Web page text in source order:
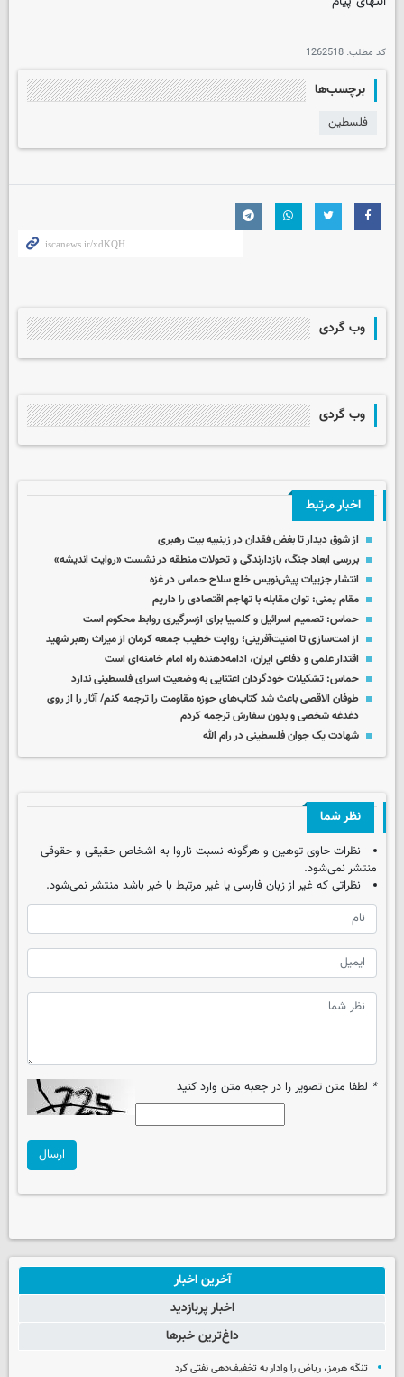
کد مطلب: 1262518
برچسب‌ها
فلسطین
وب گردی
وب گردی
اخبار مرتبط
از شوق دیدار تا بغض فقدان در زینبیه بیت رهبری
بررسی ابعاد جنگ، بازدارندگی و تحولات منطقه در نشست «روایت اندیشه»
انتشار جزییات پیش‌نویس خلع سلاح حماس در غزه
مقام یمنی: توان مقابله با تهاجم اقتصادی را داریم
حماس: تصمیم اسرائیل و کلمبیا برای ازسرگیری روابط محکوم است
از امت‌سازی تا امنیت‌آفرینی؛ روایت خطیب جمعه کرمان از میراث رهبر شهید
اقتدار علمی و دفاعی ایران، ادامه‌دهنده راه امام خامنه‌ای است
حماس: تشکیلات خودگردان اعتنایی به وضعیت اسرای فلسطینی ندارد
طوفان الاقصی باعث شد کتاب‌های حوزه مقاومت را ترجمه کنم/ آثار را از روی
دغدغه شخصی و بدون سفارش ترجمه کردم
شهادت یک جوان فلسطینی در رام الله
نظر شما
نظرات حاوی توهین و هرگونه نسبت ناروا به اشخاص حقیقی و حقوقی
منتشر نمی‌شود.
نظراتی که غیر از زبان فارسی یا غیر مرتبط با خبر باشد منتشر نمی‌شود.
* لطفا متن تصویر را در جعبه متن وارد کنید
ارسال
آخرین اخبار
اخبار پربازدید
داغ‌ترین خبرها
تنگه هرمز، ریاض را وادار به تخفیف‌دهی نفتی کرد